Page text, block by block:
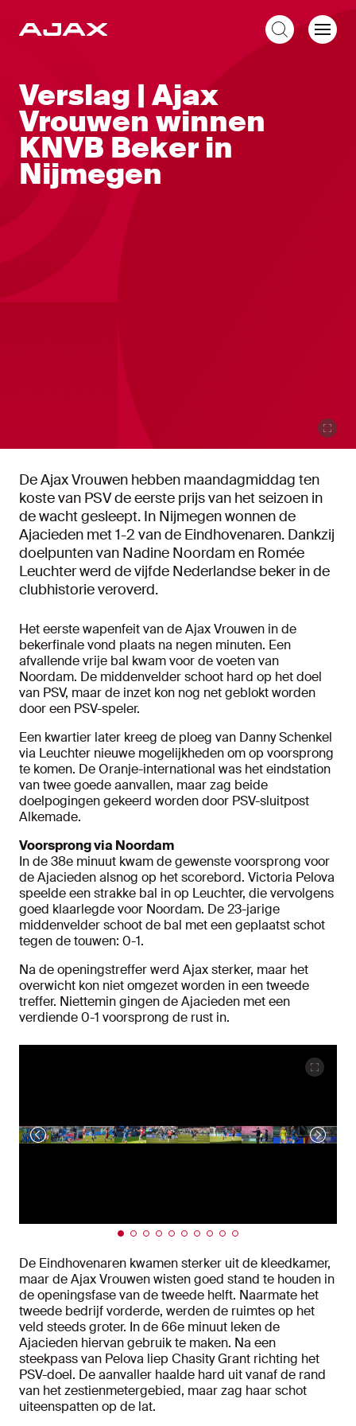
Verslag | Ajax
Vrouwen winnen
KNVB Beker in
Nijmegen
De Ajax Vrouwen hebben maandagmiddag ten
koste van PSV de eerste prijs van het seizoen in
de wacht gesleept. In Nijmegen wonnen de
Ajacieden met 1-2 van de Eindhovenaren. Dankzij
doelpunten van Nadine Noordam en Romée
Leuchter werd de vijfde Nederlandse beker in de
clubhistorie veroverd.
Het eerste wapenfeit van de Ajax Vrouwen in de
bekerfinale vond plaats na negen minuten. Een
afvallende vrije bal kwam voor de voeten van
Noordam. De middenvelder schoot hard op het doel
van PSV, maar de inzet kon nog net geblokt worden
door een PSV-speler.
Een kwartier later kreeg de ploeg van Danny Schenkel
via Leuchter nieuwe mogelijkheden om op voorsprong
te komen. De Oranje-international was het eindstation
van twee goede aanvallen, maar zag beide
doelpogingen gekeerd worden door PSV-sluitpost
Alkemade.
Voorsprong via Noordam
In de 38e minuut kwam de gewenste voorsprong voor
de Ajacieden alsnog op het scorebord. Victoria Pelova
speelde een strakke bal in op Leuchter, die vervolgens
goed klaarlegde voor Noordam. De 23-jarige
middenvelder schoot de bal met een geplaatst schot
tegen de touwen: 0-1.
Na de openingstreffer werd Ajax sterker, maar het
overwicht kon niet omgezet worden in een tweede
treffer. Niettemin gingen de Ajacieden met een
verdiende 0-1 voorsprong de rust in.
De Eindhovenaren kwamen sterker uit de kleedkamer,
maar de Ajax Vrouwen wisten goed stand te houden in
de openingsfase van de tweede helft. Naarmate het
tweede bedrijf vorderde, werden de ruimtes op het
veld steeds groter. In de 66e minuut leken de
Ajacieden hiervan gebruik te maken. Na een
steekpass van Pelova liep Chasity Grant richting het
PSV-doel. De aanvaller haalde hard uit vanaf de rand
van het zestienmetergebied, maar zag haar schot
uiteenspatten op de lat.